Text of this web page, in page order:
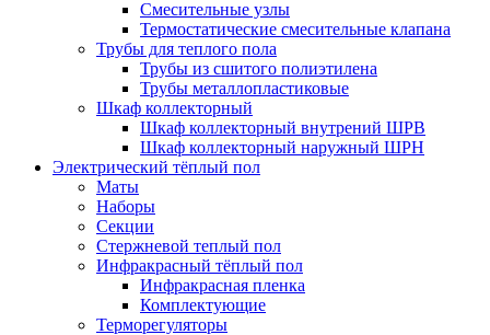
Смесительные узлы
Термостатические смесительные клапана
Трубы для теплого пола
Трубы из сшитого полиэтилена
Трубы металлопластиковые
Шкаф коллекторный
Шкаф коллекторный внутрений ШРВ
Шкаф коллекторный наружный ШРН
Электрический тёплый пол
Маты
Наборы
Секции
Стержневой теплый пол
Инфракрасный тёплый пол
Инфракрасная пленка
Комплектующие
Терморегуляторы